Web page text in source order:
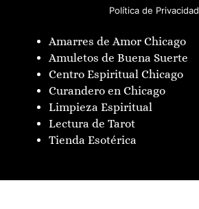
Política de Privacidad
Amarres de Amor Chicago
Amuletos de Buena Suerte
Centro Espiritual Chicago
Curandero en Chicago
Limpieza Espiritual
Lectura de Tarot
Tienda Esotérica